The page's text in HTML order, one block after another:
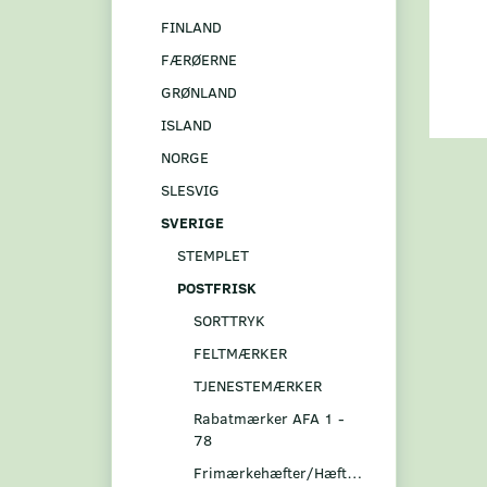
FINLAND
FÆRØERNE
GRØNLAND
ISLAND
NORGE
SLESVIG
SVERIGE
STEMPLET
POSTFRISK
SORTTRYK
FELTMÆRKER
TJENESTEMÆRKER
Rabatmærker AFA 1 -
78
Frimærkehæfter/Hæftesammentryk